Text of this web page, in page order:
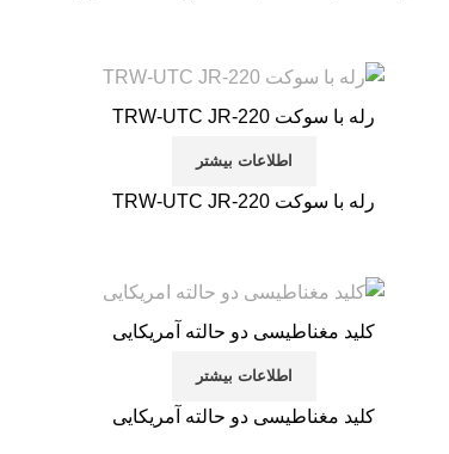
رله با سوکت TRW-UTC JR-220
اطلاعات بیشتر
رله با سوکت TRW-UTC JR-220
کلید مغناطیسی دو حالته آمریکایی
اطلاعات بیشتر
کلید مغناطیسی دو حالته آمریکایی